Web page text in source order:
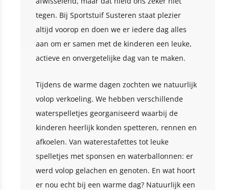
tegen. Bij Sportstuif Susteren staat plezier
altijd voorop en doen we er iedere dag alles
aan om er samen met de kinderen een leuke,
actieve en onvergetelijke dag van te maken.
Tijdens de warme dagen zochten we natuurlijk
volop verkoeling. We hebben verschillende
waterspelletjes georganiseerd waarbij de
kinderen heerlijk konden spetteren, rennen en
afkoelen. Van waterestafettes tot leuke
spelletjes met sponsen en waterballonnen: er
werd volop gelachen en genoten. En wat hoort
er nou echt bij een warme dag? Natuurlijk een